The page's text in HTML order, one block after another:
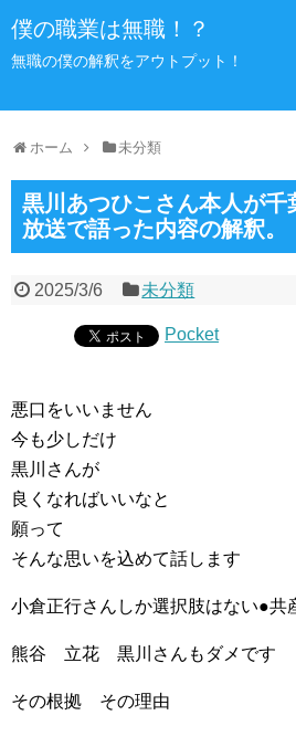
僕の職業は無職！？
無職の僕の解釈をアウトプット！
ホーム 未分類
黒川あつひこさん本人が千
放送で語った内容の解釈。
2025/3/6 未分類
Pocket
悪口をいいません
今も少しだけ
黒川さんが
良くなればいいなと
願って
そんな思いを込めて話します
小倉正行さんしか選択肢はない●共
熊谷 立花 黒川さんもダメです
その根拠 その理由